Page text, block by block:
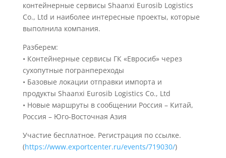
контейнерные сервисы Shaanxi Eurosib Logistics
Co., Ltd и наиболее интересные проекты, которые
выполнила компания.
Разберем:
• Контейнерные сервисы ГК «Евросиб» через
сухопутные погранпереходы
• Базовые локации отправки импорта и
продукты Shaanxi Eurosib Logistics Co., Ltd
• Новые маршруты в сообщении Россия – Китай,
Россия – Юго-Восточная Азия
Участие бесплатное. Регистрация по ссылке.
(https://www.exportcenter.ru/events/719030/)